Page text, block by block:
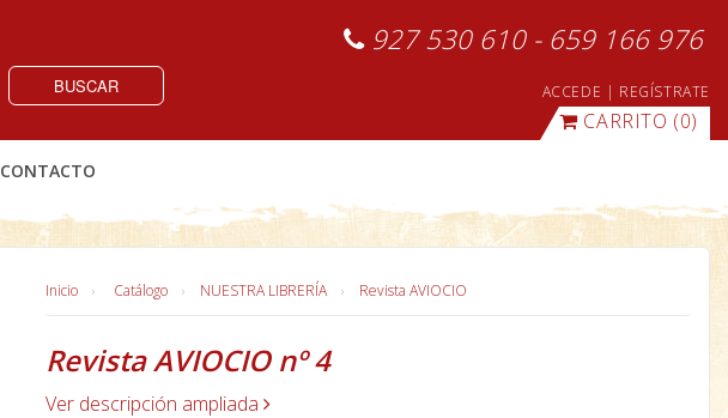
927 530 610 - 659 166 976
BUSCAR ACCEDE | REGÍSTRATE
CARRITO (0)
CONTACTO
Inicio Catálogo NUESTRA LIBRERÍA Revista AVIOCIO
Revista AVIOCIO nº 4
Ver descripción ampliada